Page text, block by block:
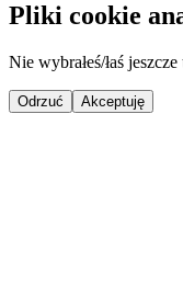
Pliki cookie
Nie wybrałeś/łaś
Odrzuć Akceptuję